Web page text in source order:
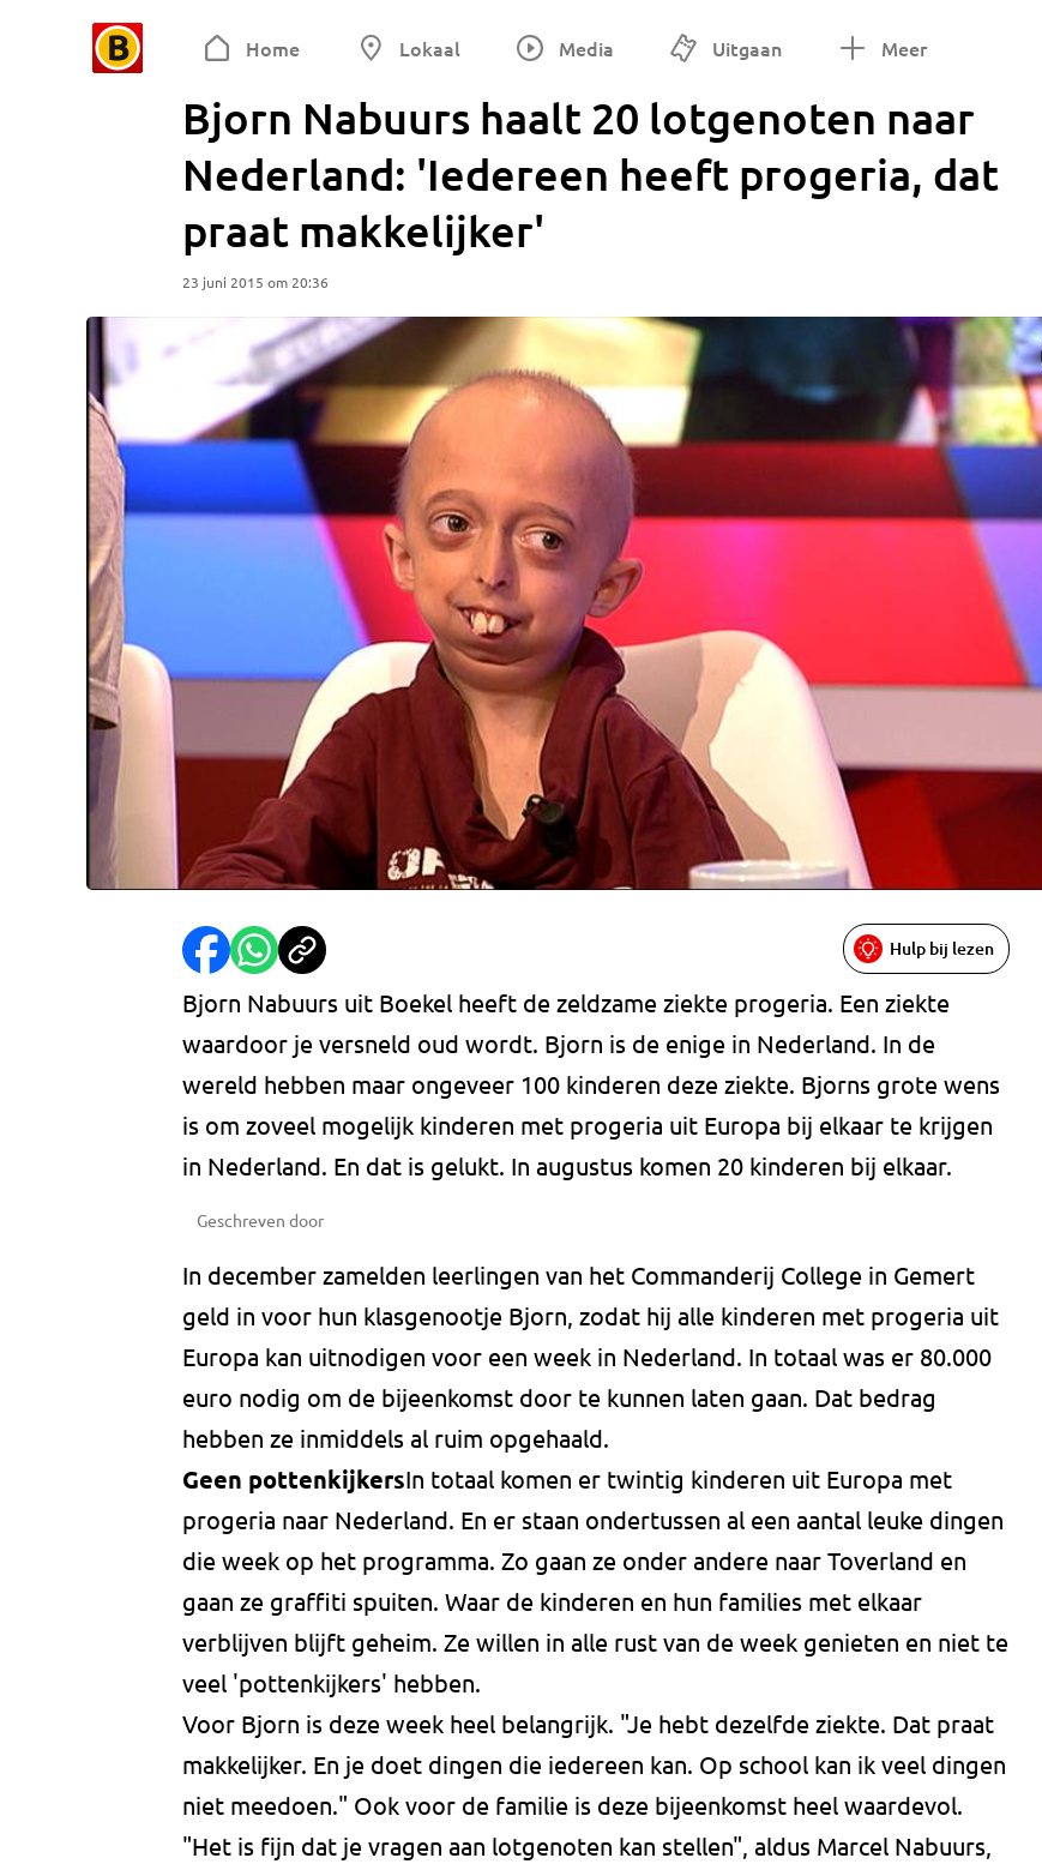
Home Lokaal Media Uitgaan Meer
Bjorn Nabuurs haalt 20 lotgenoten naar
Nederland: 'Iedereen heeft progeria, dat
praat makkelijker'
23 juni 2015 om 20:36
Hulp bij lezen
Bjorn Nabuurs uit Boekel heeft de zeldzame ziekte progeria. Een ziekte
waardoor je versneld oud wordt. Bjorn is de enige in Nederland. In de
wereld hebben maar ongeveer 100 kinderen deze ziekte. Bjorns grote wens
is om zoveel mogelijk kinderen met progeria uit Europa bij elkaar te krijgen
in Nederland. En dat is gelukt. In augustus komen 20 kinderen bij elkaar.
Geschreven door
In december zamelden leerlingen van het Commanderij College in Gemert
geld in voor hun klasgenootje Bjorn, zodat hij alle kinderen met progeria uit
Europa kan uitnodigen voor een week in Nederland. In totaal was er 80.000
euro nodig om de bijeenkomst door te kunnen laten gaan. Dat bedrag
hebben ze inmiddels al ruim opgehaald.
Geen pottenkijkersIn totaal komen er twintig kinderen uit Europa met
progeria naar Nederland. En er staan ondertussen al een aantal leuke dingen
die week op het programma. Zo gaan ze onder andere naar Toverland en
gaan ze graffiti spuiten. Waar de kinderen en hun families met elkaar
verblijven blijft geheim. Ze willen in alle rust van de week genieten en niet te
veel 'pottenkijkers' hebben.
Voor Bjorn is deze week heel belangrijk. "Je hebt dezelfde ziekte. Dat praat
makkelijker. En je doet dingen die iedereen kan. Op school kan ik veel dingen
niet meedoen." Ook voor de familie is deze bijeenkomst heel waardevol.
"Het is fijn dat je vragen aan lotgenoten kan stellen", aldus Marcel Nabuurs,